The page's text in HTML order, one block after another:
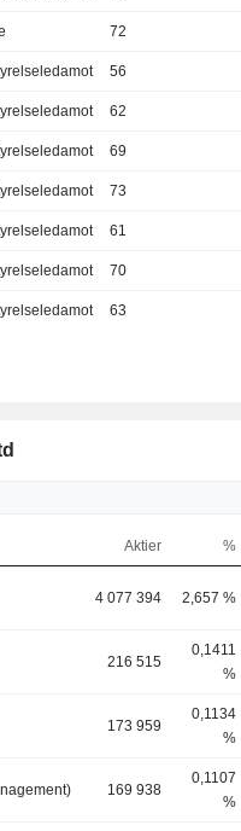
72
56
62
69
73
61
70
63
Aktier %
4 077 394 2,657 %
216 515
0,1411
%
173 959
0,1134
%
169 938
0,1107
%